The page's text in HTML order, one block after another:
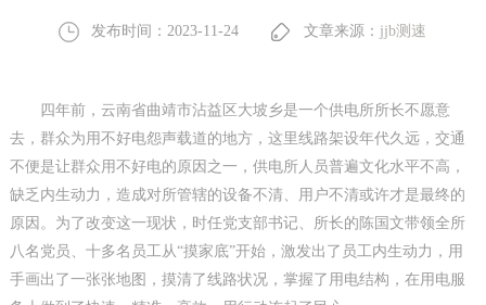
发布时间：2023-11-24 文章来源： jjb测速
四年前，云南省曲靖市沾益区大坡乡是一个供电所所长不愿意
去，群众为用不好电怨声载道的地方，这里线路架设年代久远，交通
不便是让群众用不好电的原因之一，供电所人员普遍文化水平不高，
缺乏内生动力，造成对所管辖的设备不清、用户不清或许才是最终的
原因。为了改变这一现状，时任党支部书记、所长的陈国文带领全所
八名党员、十多名员工从“摸家底”开始，激发出了员工内生动力，用
手画出了一张张地图，摸清了线路状况，掌握了用电结构，在用电服